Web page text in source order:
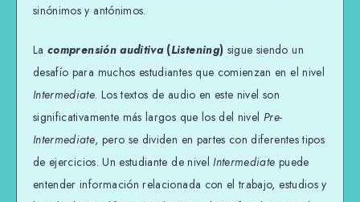
sinónimos y antónimos.
Lacomprensión auditiva(Listening) sigue siendo un
desafío para muchos estudiantes que comienzan en el nivel
Intermediate. Los textos de audio en este nivel son
significativamente más largos que los del nivel Pre-
Intermediate, pero se dividen en partes con diferentes tipos
de ejercicios. Un estudiante de nivelIntermediate puede
entender información relacionada con el trabajo, estudios y